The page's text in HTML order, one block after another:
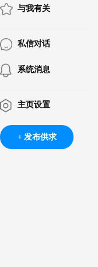
与我有关
私信对话
系统消息
主页设置
发布供求